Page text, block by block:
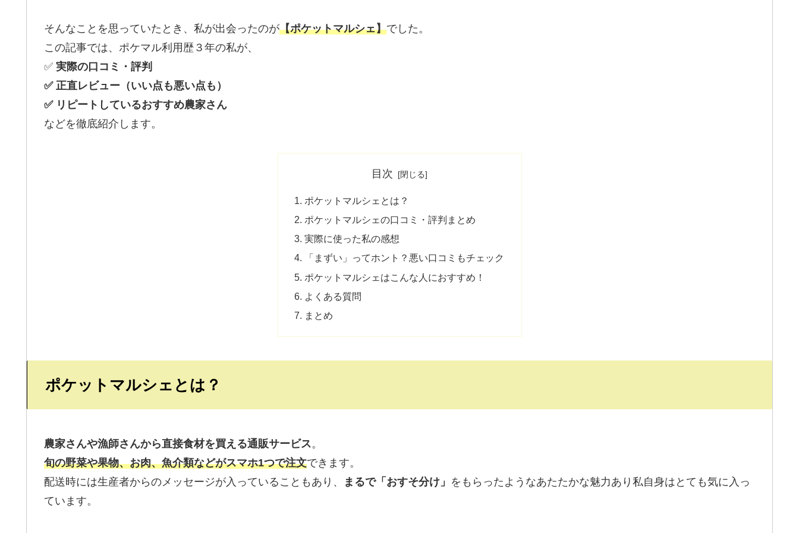
そんなことを思っていたとき、私が出会ったのが【ポケットマルシェ】でした。
この記事では、ポケマル利用歴３年の私が、
✅ 実際の口コミ・評判
✅ 正直レビュー（いい点も悪い点も）
✅ リピートしているおすすめ農家さん
などを徹底紹介します。
目次
ポケットマルシェとは？
ポケットマルシェの口コミ・評判まとめ
実際に使った私の感想
「まずい」ってホント？悪い口コミもチェック
ポケットマルシェはこんな人におすすめ！
よくある質問
まとめ
ポケットマルシェとは？
農家さんや漁師さんから直接食材を買える通販サービス。
旬の野菜や果物、お肉、魚介類などがスマホ1つで注文できます。
配送時には生産者からのメッセージが入っていることもあり、
まるで「おすそ分け」 をもらったようなあたたかな魅力あり私自身はとても気に入っ
ています。